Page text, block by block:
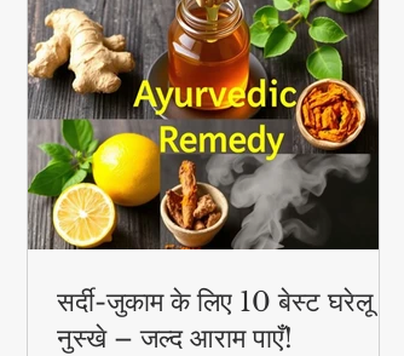
सर्दी-जुकाम के लिए 10 बेस्ट घरेलू
नुस्खे – जल्द आराम पाएँ!